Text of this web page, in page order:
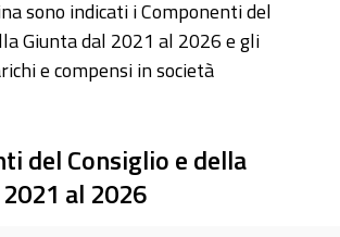
sono indicati i Componenti del
Giunta dal 2021 al 2026 e gli
e compensi in società
del Consiglio e della
al 2026